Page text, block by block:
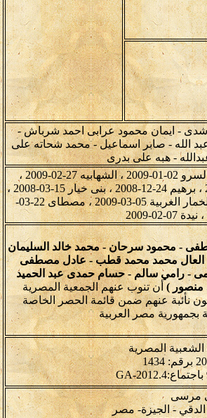
- ايمان محمود عرابى احمد شرباش -
الله - صابر اسماعيل - محمد شحاته على
- هبه على بدرى
الاخصاص 18-09-2008 ، الزقازيق اول 16-04-2009 ، السرو 02-01-2009 ، الشهابيه 27-02-2009 ،
الشيخ عتمان 14-05-2010 ، الصوامعه شرق 05-08-2008 ، برهيم 24-12-2008 ، بنى خيار 15-03-2008 ،
جروان 17-03-2009 ، شبراخيت 03-06-2010 ، صفط الخمار الغربية 05-03-2009 ، مصطاى 22-03-
- محمود سرحان - محمد خالد السليمان
العال محمد محمد قطب - عادل مصطفى
- رامي سالم - حسام حمدى عبد الحميد
منصور )أن تنوب عنهم الجمعية المصرية
نأئبة عنهم ضمن قائمة الحصر الخاصة
بجمهورية مصر العربية
الشعبية المصرية
مرسى